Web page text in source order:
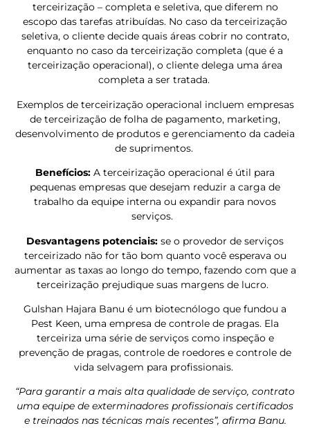
terceirização – completa e seletiva, que diferem no
escopo das tarefas atribuídas. No caso da terceirização
seletiva, o cliente decide quais áreas cobrir no contrato,
enquanto no caso da terceirização completa (que é a
terceirização operacional), o cliente delega uma área
completa a ser tratada.
Exemplos de terceirização operacional incluem empresas
de terceirização de folha de pagamento, marketing,
desenvolvimento de produtos e gerenciamento da cadeia
de suprimentos.
Benefícios: A terceirização operacional é útil para
pequenas empresas que desejam reduzir a carga de
trabalho da equipe interna ou expandir para novos
serviços.
Desvantagens potenciais: se o provedor de serviços
terceirizado não for tão bom quanto você esperava ou
aumentar as taxas ao longo do tempo, fazendo com que a
terceirização prejudique suas margens de lucro.
Gulshan Hajara Banu é um biotecnólogo que fundou a
Pest Keen, uma empresa de controle de pragas. Ela
terceiriza uma série de serviços como inspeção e
prevenção de pragas, controle de roedores e controle de
vida selvagem para profissionais.
“Para garantir a mais alta qualidade de serviço, contrato
uma equipe de exterminadores profissionais certificados
e treinados nas técnicas mais recentes”, afirma Banu.